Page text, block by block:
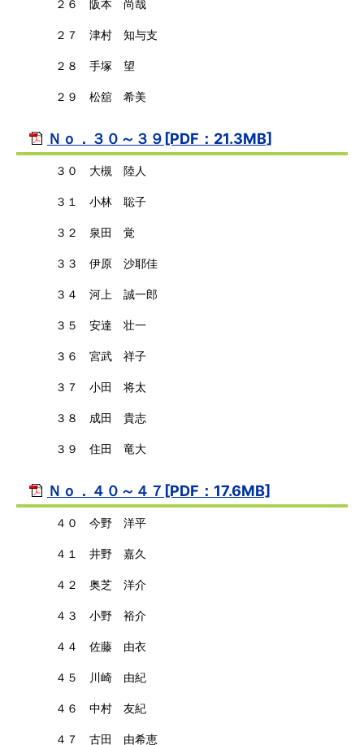
２６ 阪本 尚哉
２７ 津村 知与支
２８ 手塚 望
２９ 松舘 希美
Ｎｏ．３０～３９[PDF：21.3MB]
３０ 大槻 陸人
３１ 小林 聡子
３２ 泉田 覚
３３ 伊原 沙耶佳
３４ 河上 誠一郎
３５ 安達 壮一
３６ 宮武 祥子
３７ 小田 将太
３８ 成田 貴志
３９ 住田 竜大
Ｎｏ．４０～４７[PDF：17.6MB]
４０ 今野 洋平
４１ 井野 嘉久
４２ 奥芝 洋介
４３ 小野 裕介
４４ 佐藤 由衣
４５ 川崎 由紀
４６ 中村 友紀
４７ 古田 由希恵